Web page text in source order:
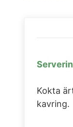
Kokta
kavring.